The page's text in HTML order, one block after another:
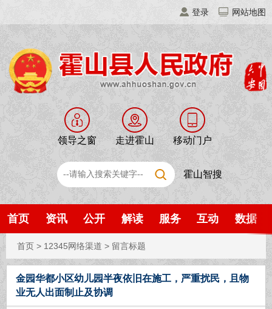
登录 网站地图
领导之窗 走进霍山 移动门户
霍山智搜
首页 资讯 公开 解读 服务 互动 数据
首页 > 12345网络渠道 > 留言标题
金园华都小区幼儿园半夜依旧在施工，严重扰民，且物
业无人出面制止及协调